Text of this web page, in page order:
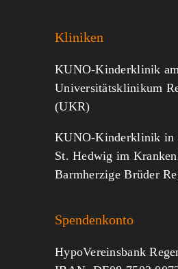
Kliniken
KUNO-Kinderklinik
Universitätsklinikum
(UKR)
KUNO-Kinderklinik in
St. Hedwig im
Barmherzige Brüder
Spendenkonto
HypoVereinsbank